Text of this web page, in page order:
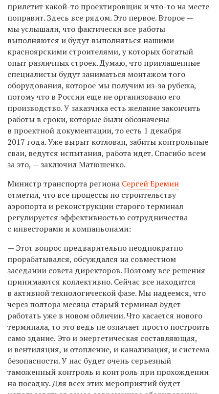
прилетит какой-то проектировщик и что-то на месте
поправит. Здесь все рядом. Это первое. Второе —
мы услышали, что фактически все работы
выполняются и будут выполняться нашими
красноярскими строителями, у которых богатый
опыт различных строек. Думаю, что приглашенные
специалисты будут заниматься монтажом того
оборудования, которое мы получим из-за рубежа,
потому что в России еще не организовано его
производство. У заказчика есть желание закончить
работы в сроки, которые были обозначены
в проектной документации, то есть 1 декабря
2017 года. Уже вырыт котлован, забиты контрольные
сваи, ведутся испытания, работа идет. Спасибо всем
за это, — заключил Матюшенко.
Министр транспорта региона Сергей Еремин
отметил, что все процессы по строительству
аэропорта и реконструкции старого терминал
регулируется эффективностью сотрудничества
с инвесторами и компаньонами:
— Этот вопрос предварительно неоднократно
прорабатывался, обсуждался на совместном
заседании совета директоров. Поэтому все решения
принимаются коллективно. Сейчас все находится
в активной технологической фазе. Мы надеемся, что
через полтора месяца старый терминал будет
работать уже в новом обличии. Что касается нового
терминала, то это ведь не означает просто построить
само здание. Это и энергетическая составляющая,
и вентиляция, и отопление, и канализация, и система
безопасности. У нас будет очень серьезный
таможенный контроль и контроль при прохождении
на посадку. Для всех этих мероприятий будет